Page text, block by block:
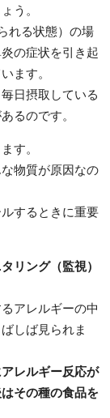
う。
れる状態）の場
の症状を引き起
ます。
日摂取している
るのです。
す。
物質が原因なの
するときに重要
リング（監視）
アレルギーの中
しば見られま
アレルギー反応が
その種の食品を